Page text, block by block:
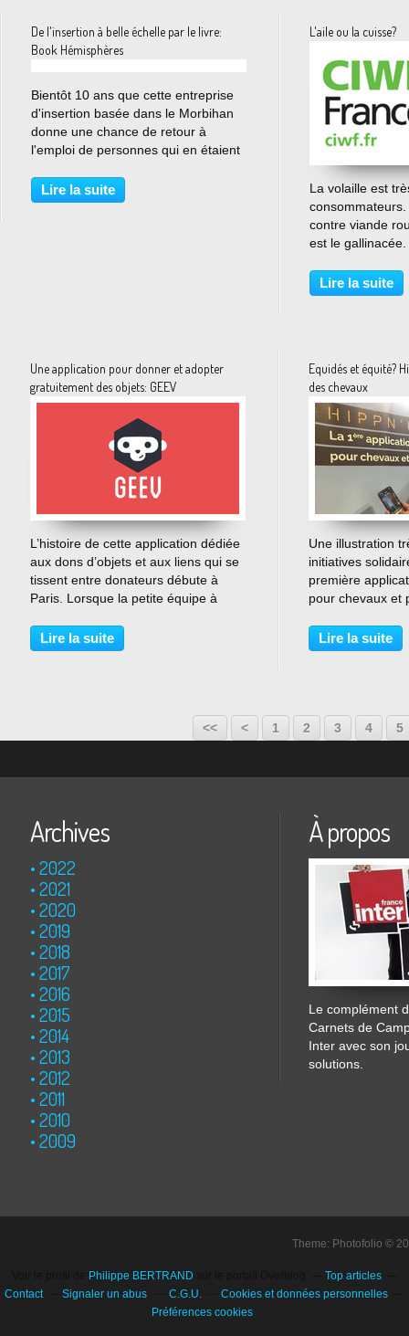
De l'insertion à belle échelle par le livre:
Book Hémisphères
Bientôt 10 ans que cette entreprise
d'insertion basée dans le Morbihan
donne une chance de retour à
l'emploi de personnes qui en étaient
SCIC, Book Hémisphères affiche un
bilan étonnant: 3,4 millions de livres
Lire la suite
L'aile ou la cuisse?
La volaille est
contre viande
est le
flairent la bonne
rémunérations.
Lire la suite
Une application pour donner et adopter
gratuitement des objets: GEEV
…
L’histoire de cette application dédiée
aux dons d’objets et aux liens qui se
tissent entre donateurs débute à
Paris. Lorsque la petite équipe à
objets en tout genre sont
abandonnés sur les trottoirs de la
Lire la suite
Equidés et équité?
des chevaux
Une illustration
initiatives
première
pour chevaux et
de son
comment
Lire la suite
<< < 1 2 3 4 5
Archives
2022
2021
2020
2019
2018
2017
2016
2015
2014
2013
2012
2011
2010
2009
À propos
Le complément
Carnets de
Inter avec son
solutions.
Theme: Photofolio ©
Philippe BERTRAND
Top articles
Contact
Signaler un abus C.G.U.
Cookies et données personnelles
Préférences cookies